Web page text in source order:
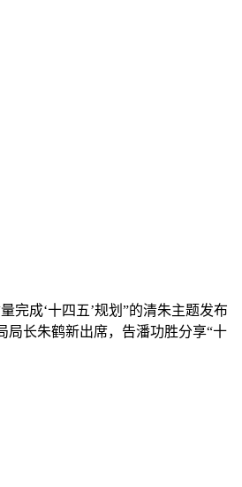
完成‘十四五’规划”的清朱主题发布
局长朱鹤新出席，告潘功胜分享“十